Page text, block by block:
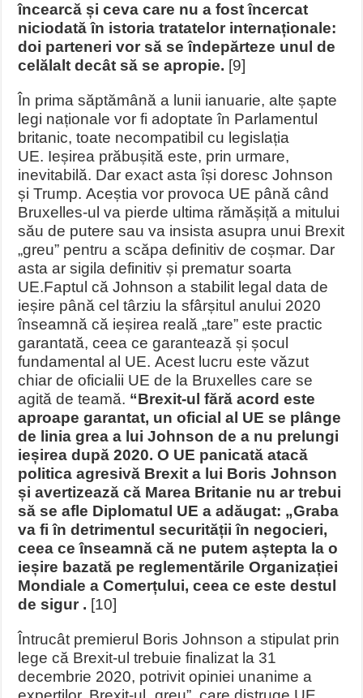
încearcă și ceva care nu a fost încercat
niciodată în istoria tratatelor internaționale:
doi parteneri vor să se îndepărteze unul de
celălalt decât să se apropie. [9]
În prima săptămână a lunii ianuarie, alte șapte
legi naționale vor fi adoptate în Parlamentul
britanic, toate necompatibil cu legislația
UE. Ieșirea prăbușită este, prin urmare,
inevitabilă. Dar exact asta își doresc Johnson
și Trump. Aceștia vor provoca UE până când
Bruxelles-ul va pierde ultima rămășiță a mitului
său de putere sau va insista asupra unui Brexit
„greu” pentru a scăpa definitiv de coșmar. Dar
asta ar sigila definitiv și prematur soarta
UE.Faptul că Johnson a stabilit legal data de
ieșire până cel târziu la sfârșitul anului 2020
înseamnă că ieșirea reală „tare” este practic
garantată, ceea ce garantează și șocul
fundamental al UE. Acest lucru este văzut
chiar de oficialii UE de la Bruxelles care se
agită de teamă. “Brexit-ul fără acord este
aproape garantat, un oficial al UE se plânge
de linia grea a lui Johnson de a nu prelungi
ieșirea după 2020. O UE panicată atacă
politica agresivă Brexit a lui Boris Johnson
și avertizează că Marea Britanie nu ar trebui
să se afle Diplomatul UE a adăugat: „Graba
va fi în detrimentul securității în negocieri,
ceea ce înseamnă că ne putem aștepta la o
ieșire bazată pe reglementările Organizației
Mondiale a Comerțului, ceea ce este destul
de sigur . [10]
Întrucât premierul Boris Johnson a stipulat prin
lege că Brexit-ul trebuie finalizat la 31
decembrie 2020, potrivit opiniei unanime a